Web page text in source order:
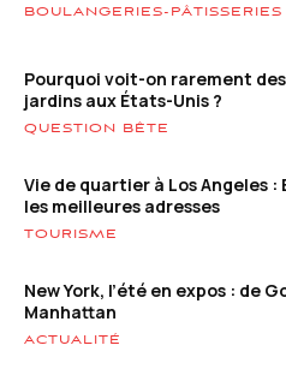
BOULANGERIES-PÂTISSERIES
Pourquoi voit-on rarement
jardins aux États-Unis ?
QUESTION BÊTE
Vie de quartier à Los Angeles :
les meilleures adresses
TOURISME
New York, l’été en expos : de
Manhattan
ACTUALITÉ